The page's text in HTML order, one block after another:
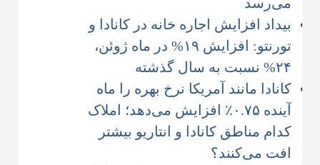
بیداد افزایش اجاره خانه در کانادا و
تورنتو: افزایش ۱۹% در ماه ژوئن،
۲۴% نسبت به سال گذشته
کانادا مانند آمریکا نرخ بهره را ماه
آینده ۰.۷۵٪ افزایش می‌دهد؛ املاک
کدام مناطق کانادا و انتاریو بیشتر
افت می‌کنند؟